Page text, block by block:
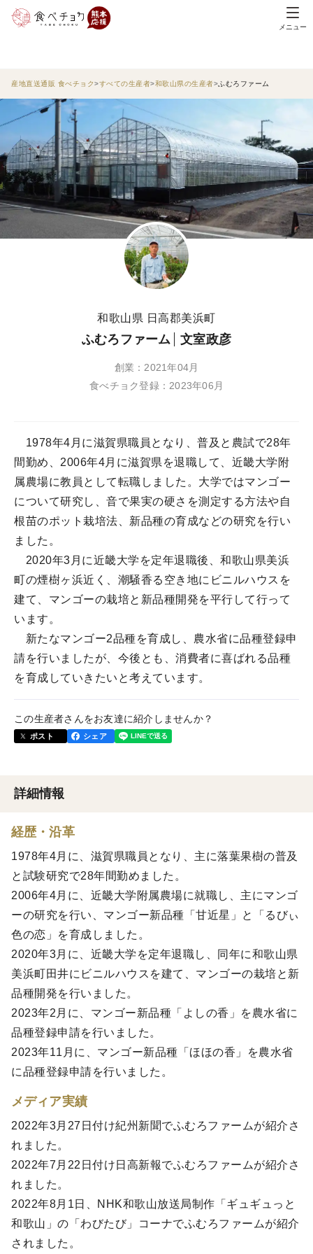
メニュー
産地直送通販 食べチョク すべての生産者 和歌山県の生産者 ふむろファーム
和歌山県 日高郡美浜町
ふむろファーム 文室政彦
創業：2021年04月
食べチョク登録：2023年06月
1978年4月に滋賀県職員となり、普及と農試で28年
間勤め、2006年4月に滋賀県を退職して、近畿大学附
属農場に教員として転職しました。大学ではマンゴー
について研究し、音で果実の硬さを測定する方法や自
根苗のポット栽培法、新品種の育成などの研究を行い
ました。
2020年3月に近畿大学を定年退職後、和歌山県美浜
町の煙樹ヶ浜近く、潮騒香る空き地にビニルハウスを
建て、マンゴーの栽培と新品種開発を平行して行って
います。
新たなマンゴー2品種を育成し、農水省に品種登録申
請を行いましたが、今後とも、消費者に喜ばれる品種
を育成していきたいと考えています。
この生産者さんをお友達に紹介しませんか？
ポスト シェア
詳細情報
経歴・沿革
1978年4月に、滋賀県職員となり、主に落葉果樹の普及
と試験研究で28年間勤めました。
2006年4月に、近畿大学附属農場に就職し、主にマンゴ
ーの研究を行い、マンゴー新品種「甘近星」と「るびぃ
色の恋」を育成しました。
2020年3月に、近畿大学を定年退職し、同年に和歌山県
美浜町田井にビニルハウスを建て、マンゴーの栽培と新
品種開発を行いました。
2023年2月に、マンゴー新品種「よしの香」を農水省に
品種登録申請を行いました。
2023年11月に、マンゴー新品種「ほほの香」を農水省
に品種登録申請を行いました。
メディア実績
2022年3月27日付け紀州新聞でふむろファームが紹介さ
れました。
2022年7月22日付け日高新報でふむろファームが紹介さ
れました。
2022年8月1日、NHK和歌山放送局制作「ギュギュっと
和歌山」の「わびたび」コーナでふむろファームが紹介
されました。